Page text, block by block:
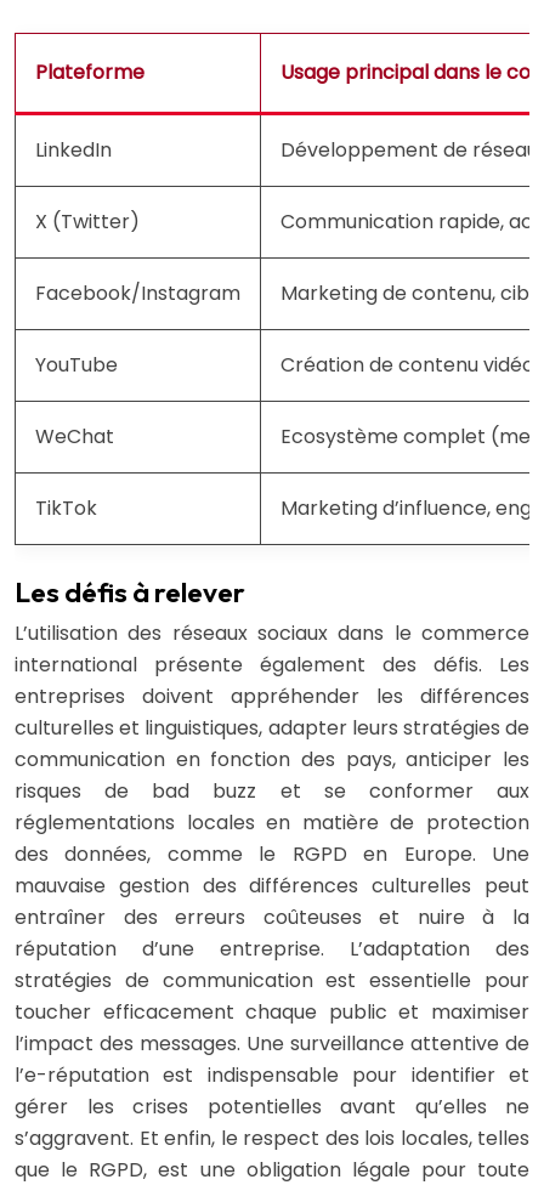
Plateforme Usage principal dans le
LinkedIn Développement de
X (Twitter) Communication rapide,
Facebook/Instagram Marketing de contenu,
YouTube Création de contenu
WeChat Ecosystème complet
TikTok Marketing d’influence,
Les défis à relever
L’utilisation des réseaux sociaux dans le commerce
international présente également des défis. Les
entreprises doivent appréhender les différences
culturelles et linguistiques, adapter leurs stratégies de
communication en fonction des pays, anticiper les
risques de bad buzz et se conformer aux
réglementations locales en matière de protection
des données, comme le RGPD en Europe. Une
mauvaise gestion des différences culturelles peut
entraîner des erreurs coûteuses et nuire à la
réputation d’une entreprise. L’adaptation des
stratégies de communication est essentielle pour
toucher efficacement chaque public et maximiser
l’impact des messages. Une surveillance attentive de
l’e-réputation est indispensable pour identifier et
gérer les crises potentielles avant qu’elles ne
s’aggravent. Et enfin, le respect des lois locales, telles
que le RGPD, est une obligation légale pour toute